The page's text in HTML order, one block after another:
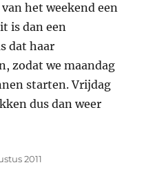
het weekend een
is dan een
dat haar
zodat we maandag
starten. Vrijdag
dus dan weer
2011